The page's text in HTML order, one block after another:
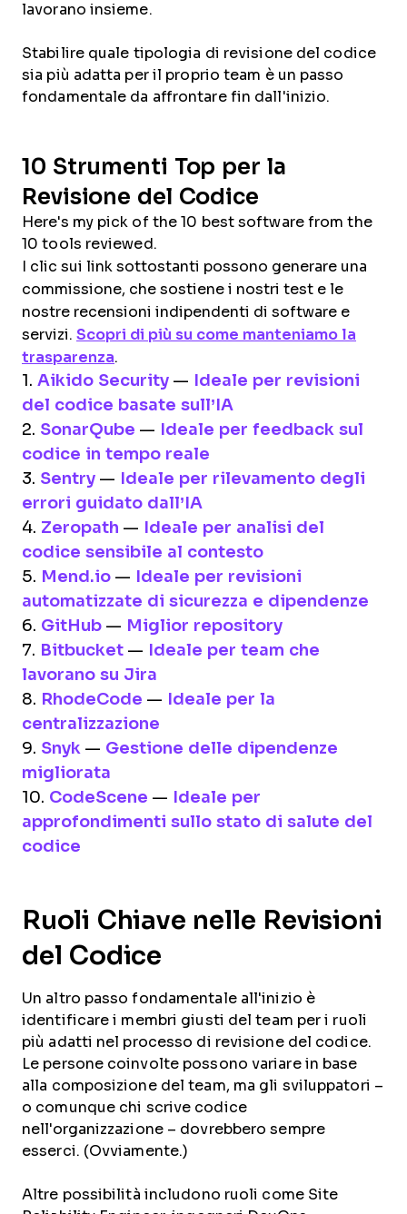
lavorano insieme.
Stabilire quale tipologia di revisione del codice
sia più adatta per il proprio team è un passo
fondamentale da affrontare fin dall'inizio.
10 Strumenti Top per la
Revisione del Codice
Here's my pick of the 10 best software from the
10 tools reviewed.
I clic sui link sottostanti possono generare una
commissione, che sostiene i nostri test e le
nostre recensioni indipendenti di software e
servizi. Scopri di più su come manteniamo la
trasparenza.
1. Aikido Security —
Ideale per revisioni
del codice basate sull’IA
2. SonarQube —
Ideale per feedback sul
codice in tempo reale
3. Sentry —
Ideale per rilevamento degli
errori guidato dall’IA
4. Zeropath —
Ideale per analisi del
codice sensibile al contesto
5. Mend.io —
Ideale per revisioni
automatizzate di sicurezza e dipendenze
6. GitHub — Miglior repository
7. Bitbucket —
Ideale per team che
lavorano su Jira
8. RhodeCode —
Ideale per la
centralizzazione
9. Snyk — Gestione delle dipendenze
migliorata
10. CodeScene —
Ideale per
approfondimenti sullo stato di salute del
codice
Ruoli Chiave nelle Revisioni
del Codice
Un altro passo fondamentale all'inizio è
identificare i membri giusti del team per i ruoli
più adatti nel processo di revisione del codice.
Le persone coinvolte possono variare in base
alla composizione del team, ma gli sviluppatori –
o comunque chi scrive codice
nell'organizzazione – dovrebbero sempre
esserci. (Ovviamente.)
Altre possibilità includono ruoli come Site